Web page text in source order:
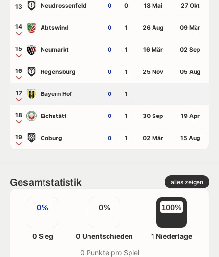
13 Neudrossenfeld 0 0 18 Mai 27 Okt
14 Abtswind 0 1 26 Aug 09 Mär
15 Neumarkt 0 1 16 Mär 02 Sep
16 Regensburg 0 1 25 Nov 05 Aug
17 Bayern Hof 0 1
18 Eichstätt 0 1 30 Sep 19 Apr
19 Coburg 0 1 02 Mär 15 Aug
Gesamtstatistik alles zeigen
0%
0 Sieg
0%
0 Unentschieden
100%
1 Niederlage
0 Punkte pro Spiel